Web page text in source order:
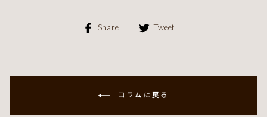
Share
Facebook
ア
Tweet
ア
コラムに戻る